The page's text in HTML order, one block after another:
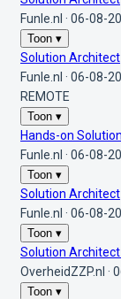
Funle.nl · 06-08-
Toon ▾
Solution Architect
Funle.nl · 06-08-
REMOTE
Toon ▾
Hands-on
Funle.nl · 06-08-
Toon ▾
Solution Architect
Funle.nl · 06-08-
Toon ▾
Solution
OverheidZZP.nl ·
Toon ▾